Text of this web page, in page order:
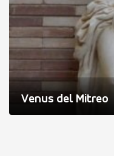
Venus del Mitreo